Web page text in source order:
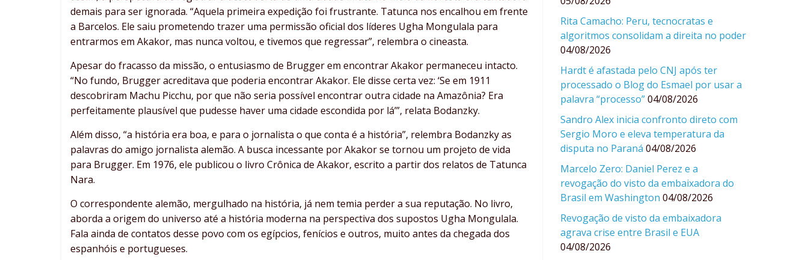
demais para ser ignorada. “Aquela primeira expedição foi frustrante. Tatunca nos encalhou em frente
a Barcelos. Ele saiu prometendo trazer uma permissão oficial dos líderes Ugha Mongulala para
entrarmos em Akakor, mas nunca voltou, e tivemos que regressar”, relembra o cineasta.
Apesar do fracasso da missão, o entusiasmo de Brugger em encontrar Akakor permaneceu intacto.
“No fundo, Brugger acreditava que poderia encontrar Akakor. Ele disse certa vez: ‘Se em 1911
descobriram Machu Picchu, por que não seria possível encontrar outra cidade na Amazônia? Era
perfeitamente plausível que pudesse haver uma cidade escondida por lá’”, relata Bodanzky.
Além disso, “a história era boa, e para o jornalista o que conta é a história”, relembra Bodanzky as
palavras do amigo jornalista alemão. A busca incessante por Akakor se tornou um projeto de vida
para Brugger. Em 1976, ele publicou o livro Crônica de Akakor, escrito a partir dos relatos de Tatunca
Nara.
O correspondente alemão, mergulhado na história, já nem temia perder a sua reputação. No livro,
aborda a origem do universo até a história moderna na perspectiva dos supostos Ugha Mongulala.
Fala ainda de contatos desse povo com os egípcios, fenícios e outros, muito antes da chegada dos
espanhóis e portugueses.
Rita Camacho: Peru, tecnocratas e
algoritmos consolidam a direita no poder
04/08/2026
Hardt é afastada pelo CNJ após ter
processado o Blog do Esmael por usar a
palavra “processo”04/08/2026
Sandro Alex inicia confronto direto com
Sergio Moro e eleva temperatura da
disputa no Paraná 04/08/2026
Marcelo Zero: Daniel Perez e a
revogação do visto da embaixadora do
Brasil em Washington 04/08/2026
Revogação de visto da embaixadora
agrava crise entre Brasil e EUA
04/08/2026